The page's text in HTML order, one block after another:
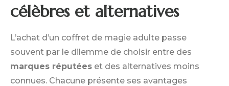
célèbres et alternatives
L’achat d’un coffret de magie adulte passe
souvent par le dilemme de choisir entre des
marques réputées et des alternatives moins
connues. Chacune présente ses avantages